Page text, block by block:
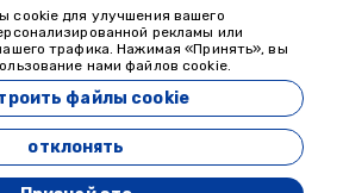
18349
Zeyvona Travel - 18349
Разработан
cookie для улучшения вашего
рекламы или
трафика. Нажимая «Принять», вы
нами файлов cookie.
файлы cookie
отклонять